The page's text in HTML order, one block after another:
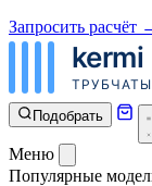
Запросить расчёт
Подобрать
Меню
Популярные